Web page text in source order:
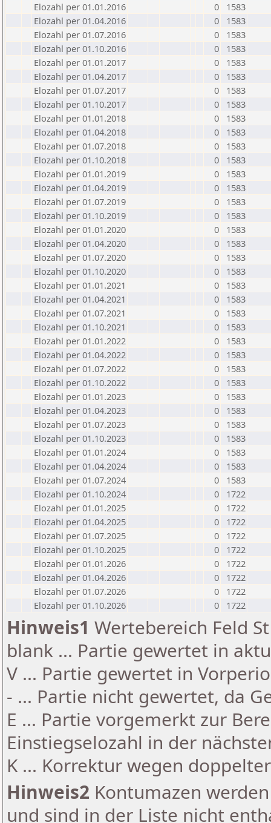
Elozahl per 01.01.2016
0
1583
Elozahl per 01.04.2016
0
1583
Elozahl per 01.07.2016
0
1583
Elozahl per 01.10.2016
0
1583
Elozahl per 01.01.2017
0
1583
Elozahl per 01.04.2017
0
1583
Elozahl per 01.07.2017
0
1583
Elozahl per 01.10.2017
0
1583
Elozahl per 01.01.2018
0
1583
Elozahl per 01.04.2018
0
1583
Elozahl per 01.07.2018
0
1583
Elozahl per 01.10.2018
0
1583
Elozahl per 01.01.2019
0
1583
Elozahl per 01.04.2019
0
1583
Elozahl per 01.07.2019
0
1583
Elozahl per 01.10.2019
0
1583
Elozahl per 01.01.2020
0
1583
Elozahl per 01.04.2020
0
1583
Elozahl per 01.07.2020
0
1583
Elozahl per 01.10.2020
0
1583
Elozahl per 01.01.2021
0
1583
Elozahl per 01.04.2021
0
1583
Elozahl per 01.07.2021
0
1583
Elozahl per 01.10.2021
0
1583
Elozahl per 01.01.2022
0
1583
Elozahl per 01.04.2022
0
1583
Elozahl per 01.07.2022
0
1583
Elozahl per 01.10.2022
0
1583
Elozahl per 01.01.2023
0
1583
Elozahl per 01.04.2023
0
1583
Elozahl per 01.07.2023
0
1583
Elozahl per 01.10.2023
0
1583
Elozahl per 01.01.2024
0
1583
Elozahl per 01.04.2024
0
1583
Elozahl per 01.07.2024
0
1583
Elozahl per 01.10.2024
0
1722
Elozahl per 01.01.2025
0
1722
Elozahl per 01.04.2025
0
1722
Elozahl per 01.07.2025
0
1722
Elozahl per 01.10.2025
0
1722
Elozahl per 01.01.2026
0
1722
Elozahl per 01.04.2026
0
1722
Elozahl per 01.07.2026
0
1722
Elozahl per 01.10.2026
0 1722
Hinweis1 Wertebereich Feld
blank ... Partie gewertet in
V ... Partie gewertet in
- ... Partie nicht gewertet, da
E ... Partie vorgemerkt zur
Einstiegselozahl in der
K ... Korrektur wegen
Hinweis2 Kontumazen
und sind in der Liste nicht